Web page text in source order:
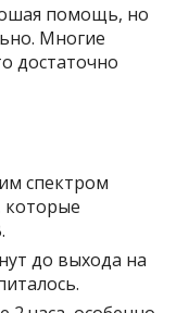
помощь, но
Многие
достаточно
спектром
которые
до выхода на